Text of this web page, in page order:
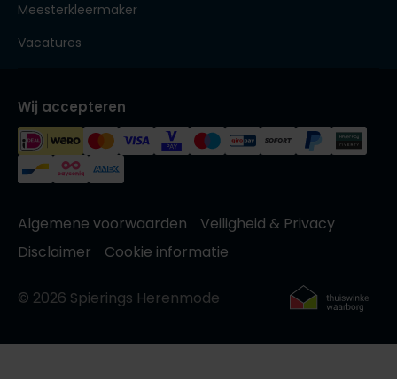
Meesterkleermaker
Vacatures
Wij accepteren
Algemene voorwaarden
Veiligheid & Privacy
Disclaimer
Cookie informatie
© 2026 Spierings Herenmode